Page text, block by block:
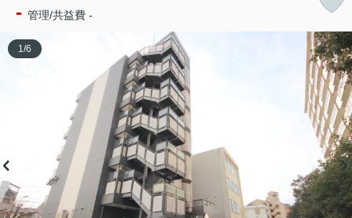
- 管理/共益費 -
1/6